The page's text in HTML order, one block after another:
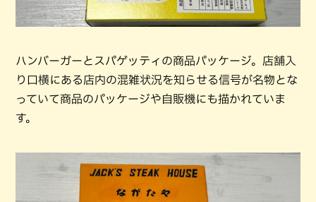
ハンバーガーとスパゲッティの商品パッケージ。店舗入
り口横にある店内の混雑状況を知らせる信号が名物とな
っていて商品のパッケージや自販機にも描かれていま
す。